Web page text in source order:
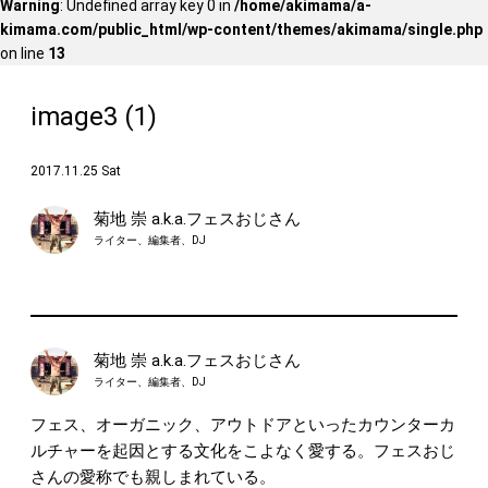
Warning: Undefined array key 0 in /home/akimama/a-
kimama.com/public_html/wp-content/themes/akimama/single.php
on line 13
image3 (1)
2017.11.25 Sat
菊地 崇 a.k.a.フェスおじさん
ライター、編集者、DJ
菊地 崇 a.k.a.フェスおじさん
ライター、編集者、DJ
フェス、オーガニック、アウトドアといったカウンターカ
ルチャーを起因とする文化をこよなく愛する。フェスおじ
さんの愛称でも親しまれている。